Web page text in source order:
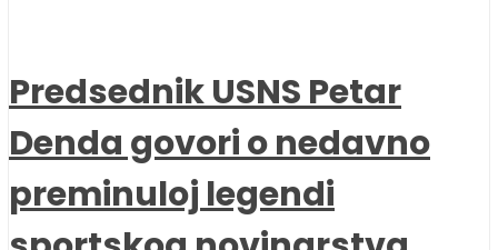
Predsednik USNS Petar
Denda govori o nedavno
preminuloj legendi